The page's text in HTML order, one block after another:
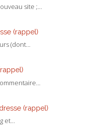
site ;...
(rappel)
(dont...
(rappel)
et...